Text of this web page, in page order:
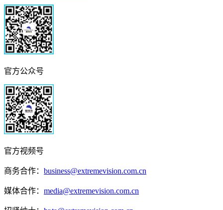
官方公众号
官方视频号
商务合作： business@extremevision.com.cn
媒体合作： media@extremevision.com.cn